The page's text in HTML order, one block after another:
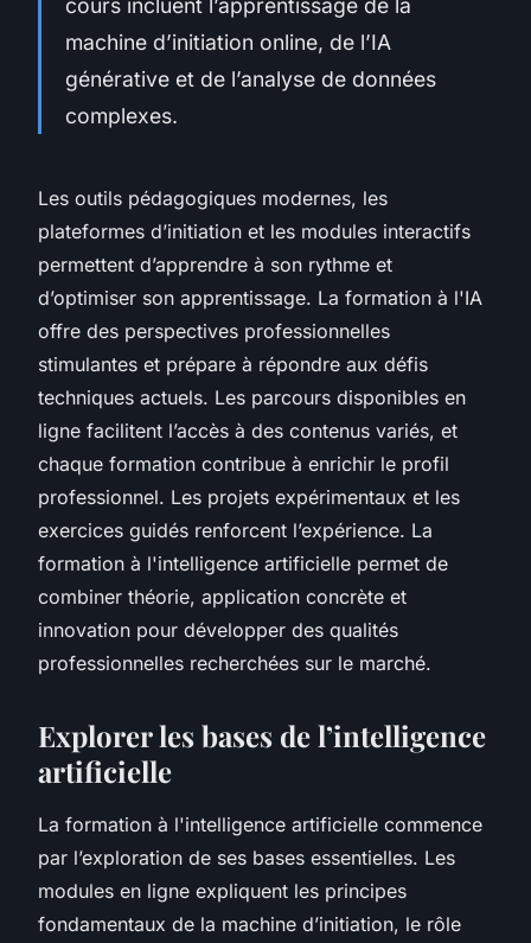
cours incluent l’apprentissage de la
machine d’initiation online, de l’IA
générative et de l’analyse de données
complexes.
Les outils pédagogiques modernes, les
plateformes d’initiation et les modules interactifs
permettent d’apprendre à son rythme et
d’optimiser son apprentissage. La formation à l'IA
offre des perspectives professionnelles
stimulantes et prépare à répondre aux défis
techniques actuels. Les parcours disponibles en
ligne facilitent l’accès à des contenus variés, et
chaque formation contribue à enrichir le profil
professionnel. Les projets expérimentaux et les
exercices guidés renforcent l’expérience. La
formation à l'intelligence artificielle permet de
combiner théorie, application concrète et
innovation pour développer des qualités
professionnelles recherchées sur le marché.
Explorer les bases de l’intelligence
artificielle
La formation à l'intelligence artificielle commence
par l’exploration de ses bases essentielles. Les
modules en ligne expliquent les principes
fondamentaux de la machine d’initiation, le rôle